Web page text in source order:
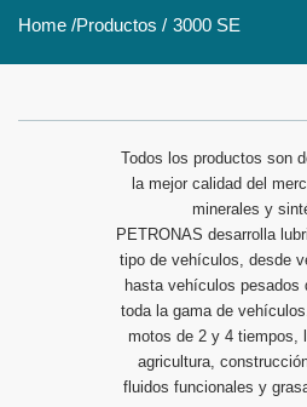
Home /Productos / 3000 SE
Todos los productos son
la mejor calidad del
minerales y
PETRONAS desarrolla
tipo de vehículos, desde
hasta vehículos pesados
toda la gama de
motos de 2 y 4 tiempos,
agricultura,
fluidos funcionales y